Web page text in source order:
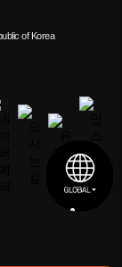
of Korea